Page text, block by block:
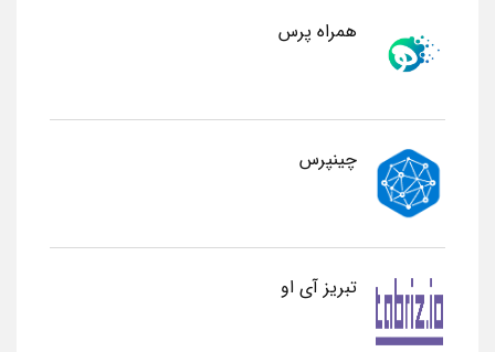
همراه پرس
چینپرس
تبریز آی او